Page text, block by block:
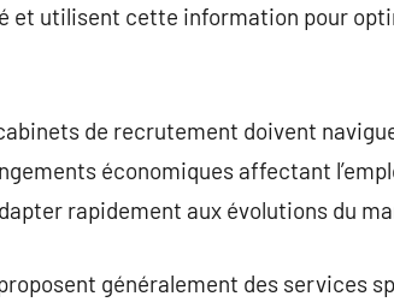
et utilisent cette information pour
de recrutement doivent
économiques affectant
rapidement aux évolutions du
généralement des services